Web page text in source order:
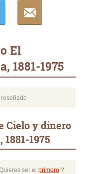
El
1881-1975
Cielo y dinero
1975
ser el primero?